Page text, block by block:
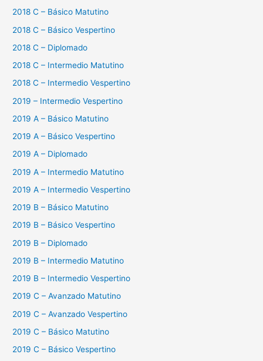
2018 C – Básico Matutino
2018 C – Básico Vespertino
2018 C – Diplomado
2018 C – Intermedio Matutino
2018 C – Intermedio Vespertino
2019 – Intermedio Vespertino
2019 A – Básico Matutino
2019 A – Básico Vespertino
2019 A – Diplomado
2019 A – Intermedio Matutino
2019 A – Intermedio Vespertino
2019 B – Básico Matutino
2019 B – Básico Vespertino
2019 B – Diplomado
2019 B – Intermedio Matutino
2019 B – Intermedio Vespertino
2019 C – Avanzado Matutino
2019 C – Avanzado Vespertino
2019 C – Básico Matutino
2019 C – Básico Vespertino